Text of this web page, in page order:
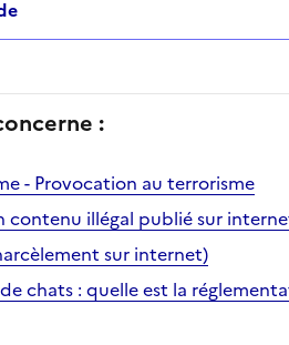
:
- Provocation au terrorisme
contenu illégal publié sur
sur internet)
chats : quelle est la